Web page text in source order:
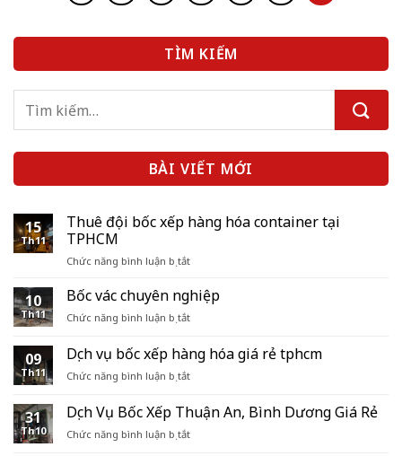
TÌM KIẾM
BÀI VIẾT MỚI
15
Th11
Thuê đội bốc xếp hàng hóa container tại
TPHCM
Chức năng bình luận bị tắtở
đội
bốc
xếp
hóa
container
tại
10
Th11
Bốc vác chuyên nghiệp
Chức năng bình luận bị tắtở
chuyên
nghiệp
09
Th11
Dịch vụ bốc xếp hàng hóa giá rẻ tphcm
Chức năng bình luận bị tắtở
bốc
xếp
31
Th10
Dịch Vụ Bốc Xếp Thuận An, Bình Dương Giá Rẻ
Chức năng bình luận bị tắtở